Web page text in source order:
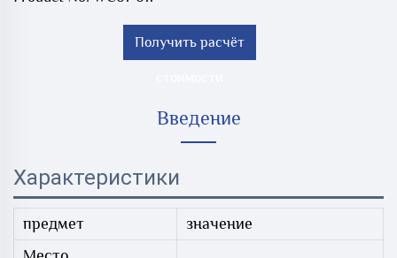
Получить расчёт
Введение
Характеристики
предмет
значение